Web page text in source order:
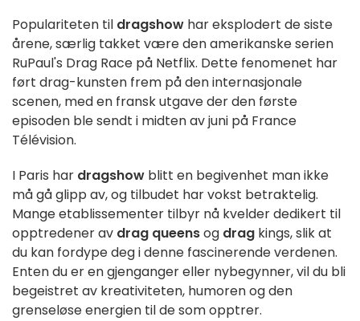
Populariteten til dragshow har eksplodert de siste
årene, særlig takket være den amerikanske serien
RuPaul's Drag Race på Netflix. Dette fenomenet har
ført drag-kunsten frem på den internasjonale
scenen, med en fransk utgave der den første
episoden ble sendt i midten av juni på France
Télévision.
I Paris har dragshow blitt en begivenhet man ikke
må gå glipp av, og tilbudet har vokst betraktelig.
Mange etablissementer tilbyr nå kvelder dedikert til
opptredener av drag queensog drag kings, slik at
du kan fordype deg i denne fascinerende verdenen.
Enten du er en gjenganger eller nybegynner, vil du bli
begeistret av kreativiteten, humoren og den
grenseløse energien til de som opptrer.